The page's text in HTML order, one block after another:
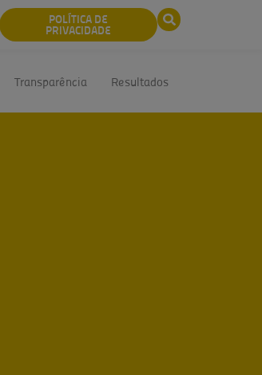
POLÍTICA DE
PRIVACIDADE
Transparência Resultados